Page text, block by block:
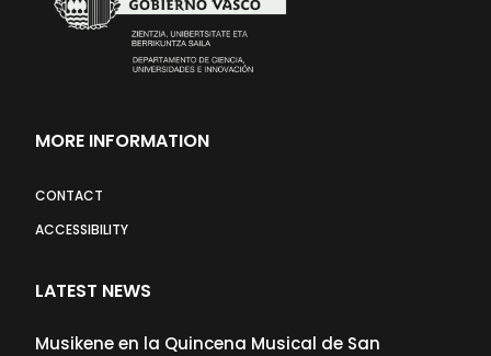
MORE INFORMATION
CONTACT
ACCESSIBILITY
LATEST NEWS
Musikene en la Quincena Musical de San